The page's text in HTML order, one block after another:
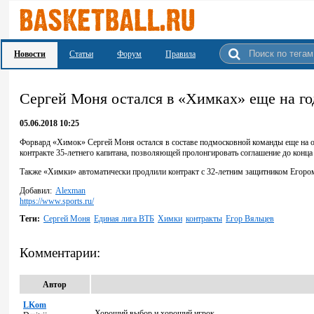
Новости Статьи Форум Правила
Сергей Моня остался в «Химках» еще на
05.06.2018 10:25
Форвард «Химок» Сергей Моня остался в составе подмосковной команды еще на
контракте 35-летнего капитана, позволяющей пролонгировать соглашение до
Также «Химки» автоматически продлили контракт с 32-летним защитником
Добавил: Alexman
https://www.sports.ru/
Теги: Сергей Моня Единая лига ВТБ Химки контракты Егор Вяльцев
Комментарии:
Автор
LKom